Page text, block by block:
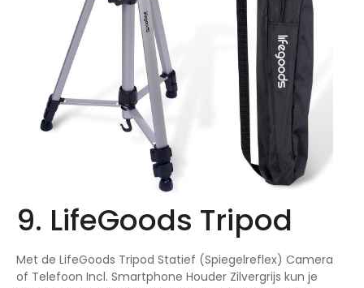
9. LifeGoods Tripod
Met de LifeGoods Tripod Statief (Spiegelreflex) Camera
of Telefoon Incl. Smartphone Houder Zilvergrijs kun je